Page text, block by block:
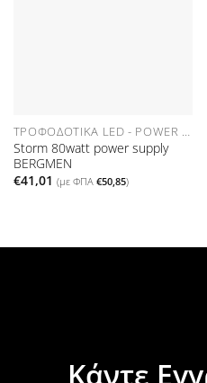
ΤΡΟΦΟΔΟΤΙΚΆ LED - POWER SUPPLIES
Storm 80watt power supply
BERGMEN
€41,01 (με ΦΠΑ €50,85)
Κάντε